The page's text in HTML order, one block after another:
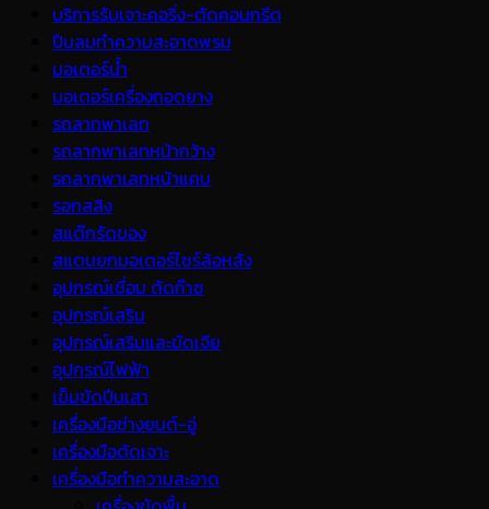
บริการรับเจาะคอริ่ง-ตัดคอนกรีต
ปืนลมทำความสะอาดพรม
มอเตอร์น้ำ
มอเตอร์เครื่องถอดยาง
รถลากพาเลท
รถลากพาเลทหน้ากว้าง
รถลากพาเลทหน้าแคบ
รอกสลิง
สแต๊กรัดของ
สแตนยกมอเตอร์ไซร์ล้อหลัง
อุปกรณ์เชื่อม ตัดก๊าซ
อุปกรณ์เสริม
อุปกรณ์เสริมและขัดเจีย
อุปกรณ์ไฟฟ้า
เข็มขัดปีนเสา
เครื่องมือช่างยนต์-อู่
เครื่องมือตัดเจาะ
เครื่องมือทำความสะอาด